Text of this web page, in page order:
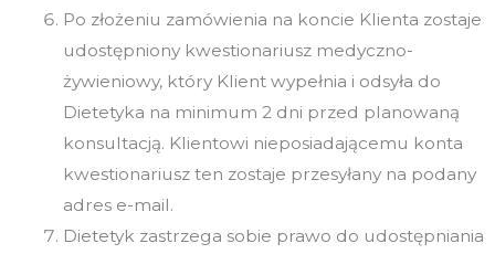
Po złożeniu zamówienia na koncie Klienta zostaje
udostępniony kwestionariusz medyczno-
żywieniowy, który Klient wypełnia i odsyła do
Dietetyka na minimum 2 dni przed planowaną
konsultacją. Klientowi nieposiadającemu konta
kwestionariusz ten zostaje przesyłany na podany
adres e-mail.
Dietetyk zastrzega sobie prawo do udostępniania